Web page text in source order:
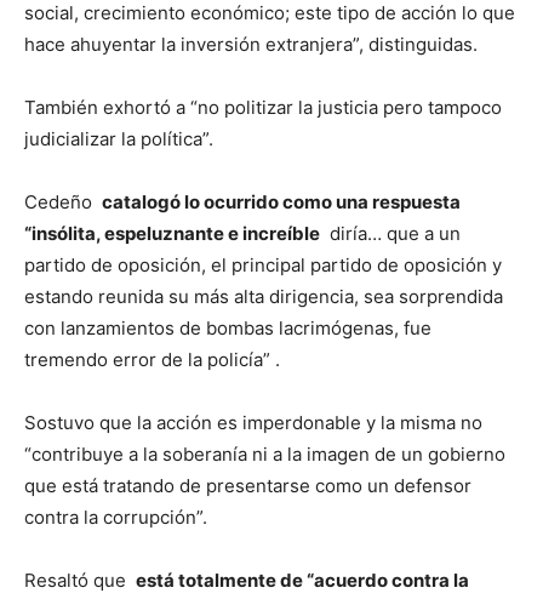
social, crecimiento económico; este tipo de acción lo que
hace ahuyentar la inversión extranjera”, distinguidas.
También exhortó a “no politizar la justicia pero tampoco
judicializar la política”.
Cedeño catalogó lo ocurrido como una respuesta
“insólita, espeluznante e increíble diría… que a un
partido de oposición, el principal partido de oposición y
estando reunida su más alta dirigencia, sea sorprendida
con lanzamientos de bombas lacrimógenas, fue
tremendo error de la policía” .
Sostuvo que la acción es imperdonable y la misma no
“contribuye a la soberanía ni a la imagen de un gobierno
que está tratando de presentarse como un defensor
contra la corrupción”.
Resaltó que está totalmente de “acuerdo contra la